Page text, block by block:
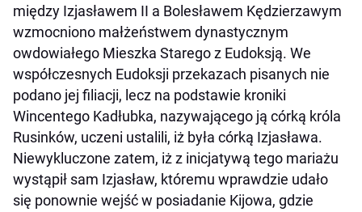
między Izjasławem II a Bolesławem Kędzierzawym
wzmocniono małżeństwem dynastycznym
owdowiałego Mieszka Starego z Eudoksją. We
współczesnych Eudoksji przekazach pisanych nie
podano jej filiacji, lecz na podstawie kroniki
Wincentego Kadłubka, nazywającego ją córką króla
Rusinków, uczeni ustalili, iż była córką Izjasława.
Niewykluczone zatem, iż z inicjatywą tego mariażu
wystąpił sam Izjasław, któremu wprawdzie udało
się ponownie wejść w posiadanie Kijowa, gdzie